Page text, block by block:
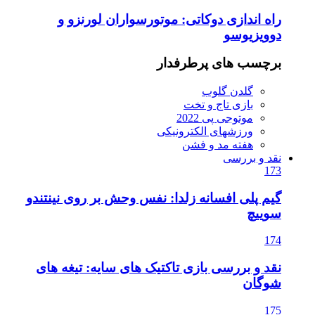
راه اندازی دوکاتی: موتورسواران لورنزو و
دوویزیوسو
برچسب های پرطرفدار
گلدن گلوب
بازی تاج و تخت
موتوجی پی 2022
ورزشهای الکترونیکی
هفته مد و فشن
نقد و بررسی
گیم پلی افسانه زلدا: نفس وحش بر روی نینتندو
سوییچ
نقد و بررسی بازی تاکتیک های سایه: تیغه های
شوگان